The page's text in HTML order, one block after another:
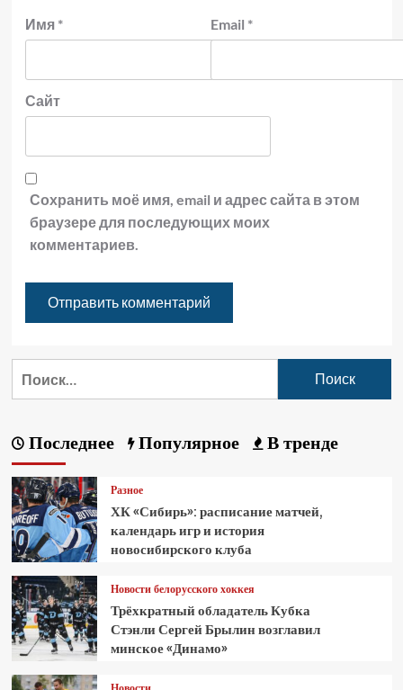
Имя * Email *
Сайт
Сохранить моё имя, email и адрес сайта в этом
браузере для последующих моих
комментариев.
Последнее Популярное В тренде
Разное
ХК «Сибирь»: расписание матчей,
календарь игр и история
новосибирского клуба
Новости белорусского хоккея
Трёхкратный обладатель Кубка
Стэнли Сергей Брылин возглавил
минское «Динамо»